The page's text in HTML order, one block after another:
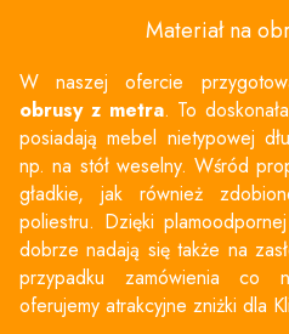
Materiał na
W naszej ofercie
obrusy z metra. To
posiadają mebel nietypowej
np. na stół weselny. Wśród
gładkie, jak również
poliestru. Dzięki
dobrze nadają się także na
przypadku zamówienia co
oferujemy atrakcyjne zniżki dla